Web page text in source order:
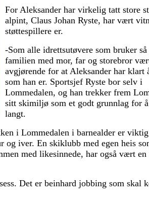
For Aleksander har virkelig tatt store
alpint, Claus Johan Ryste, har vært
støttespillere er.
-Som alle idrettsutøvere som bruker
familien med mor, far og storebror
avgjørende for at Aleksander har klart
som han er. Sportsjef Ryste bor selv i
Lommedalen, og han trekker frem
sitt skimiljø som et godt grunnlag for
langt.
i Lommedalen i barnealder er
og iver. En skiklubb med egen heis
med likesinnede, har også vært
Det er beinhard jobbing som skal